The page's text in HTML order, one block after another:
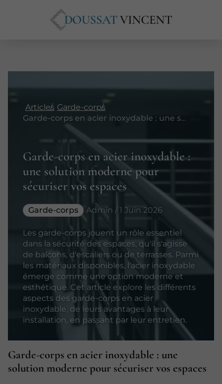
Articles Garde-corps
Garde-corps en acier inoxydable : une solution moderne pour sécuriser vos espaces
Garde-corps en acier inoxydable :
une solution moderne pour
sécuriser vos espaces
Garde-corps Admin / 1 Juin 2026
Les garde-corps jouent un rôle essentiel
dans la sécurité des espaces, qu'il s'agisse
de balcons, d'escaliers ou de terrasses. Parmi
les matériaux disponibles, l'acier inoxydable
émerge comme une option moderne et
esthétique. Cet article explore les différents
aspects des garde-corps en acier
inoxydable, de leurs avantages à leur
installation, en passant par leur entretien.
Garde-corps en acier inoxydable : une
solution moderne pour sécuriser vos espaces